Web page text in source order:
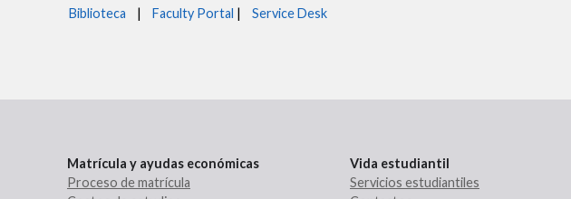
Biblioteca | Faculty Portal | Service Desk
Matrícula y ayudas económicas
Proceso de matrícula
Vida estudiantil
Servicios estudiantiles